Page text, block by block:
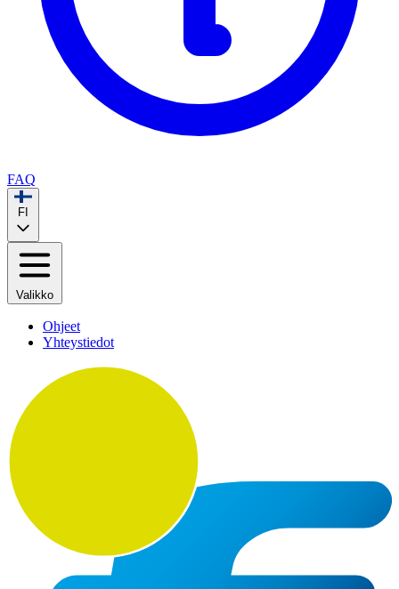
FAQ
FI
Valikko
Ohjeet
Yhteystiedot